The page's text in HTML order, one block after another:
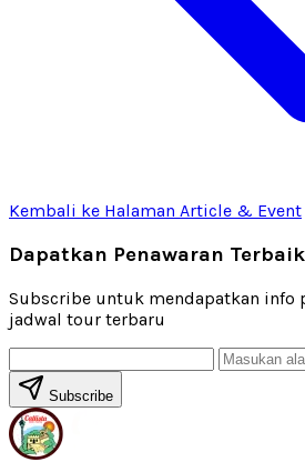
Kembali ke Halaman Article & Event
Dapatkan Penawaran Terbaik
Subscribe untuk mendapatkan info
jadwal tour terbaru
Subscribe